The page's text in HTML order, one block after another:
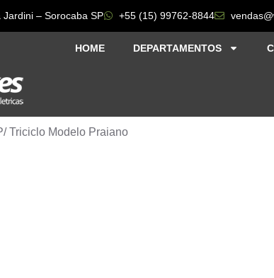
Jardini – Sorocaba SP +55 (15) 99762-8844
HOME DEPARTAMENTOS
Triciclo Modelo Praiano